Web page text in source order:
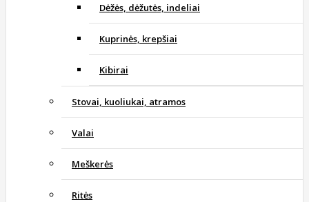
Dėžės, dėžutės, indeliai
Kuprinės, krepšiai
Kibirai
Stovai, kuoliukai, atramos
Valai
Meškerės
Ritės